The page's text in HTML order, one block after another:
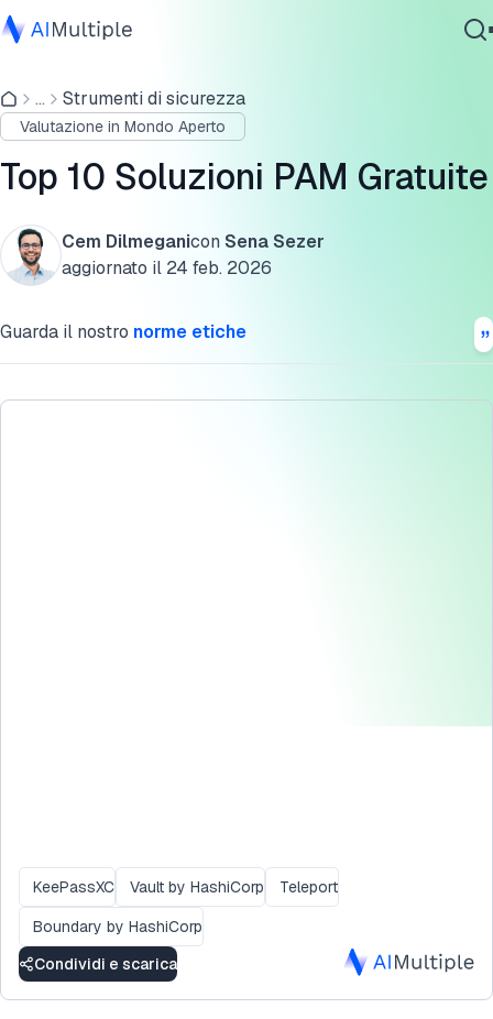
IA Agente
Sicurezza Informatica
Dati
Software Aziendale
Servizi
Contattaci
... Strumenti di sicurezza
Valutazione in Mondo Aperto
Top 10 Soluzioni PAM Gratuite
Cem Dilmeganicon Sena Sezer
aggiornato il 24 feb. 2026
Guarda il nostro norme etiche
KeePassXC Vault by HashiCorp
Teleport
Boundary by HashiCorp
Condividi e scarica
Funzionalità delle soluzioni PAM gratuite
gratuite
Spiegazione delle funzionalità PAM
FAQ
Cita questa ricerca